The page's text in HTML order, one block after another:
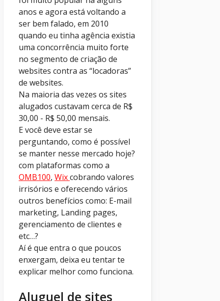
anos e agora está voltando a
ser bem falado, em 2010
quando eu tinha agência existia
uma concorrência muito forte
no segmento de criação de
websites contra as “locadoras”
de websites.
Na maioria das vezes os sites
alugados custavam cerca de R$
30,00 - R$ 50,00 mensais.
E você deve estar se
perguntando, como é possível
se manter nesse mercado hoje?
com plataformas como a
OMB100, Wixcobrando valores
irrisórios e oferecendo vários
outros benefícios como: E-mail
marketing, Landing pages,
gerenciamento de clientes e
etc…?
Aí é que entra o que poucos
enxergam, deixa eu tentar te
explicar melhor como funciona.
Aluguel de sites